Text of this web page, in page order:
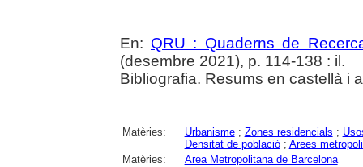
En: QRU : Quaderns de
(desembre 2021), p. 114-138 : il.
Bibliografia. Resums en castellà i
Matèries: Urbanisme; Zones residencials ;
Densitat de població; Arees
Matèries:
Area Metropolitana de Barcelona